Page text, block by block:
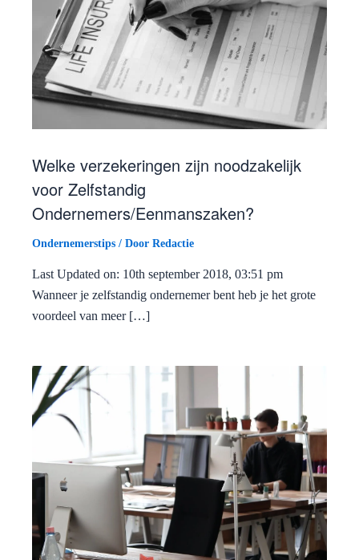
Welke verzekeringen zijn noodzakelijk
voor Zelfstandig
Ondernemers/Eenmanszaken?
Ondernemerstips / Door Redactie
Last Updated on: 10th september 2018, 03:51 pm
Wanneer je zelfstandig ondernemer bent heb je het grote
voordeel van meer […]